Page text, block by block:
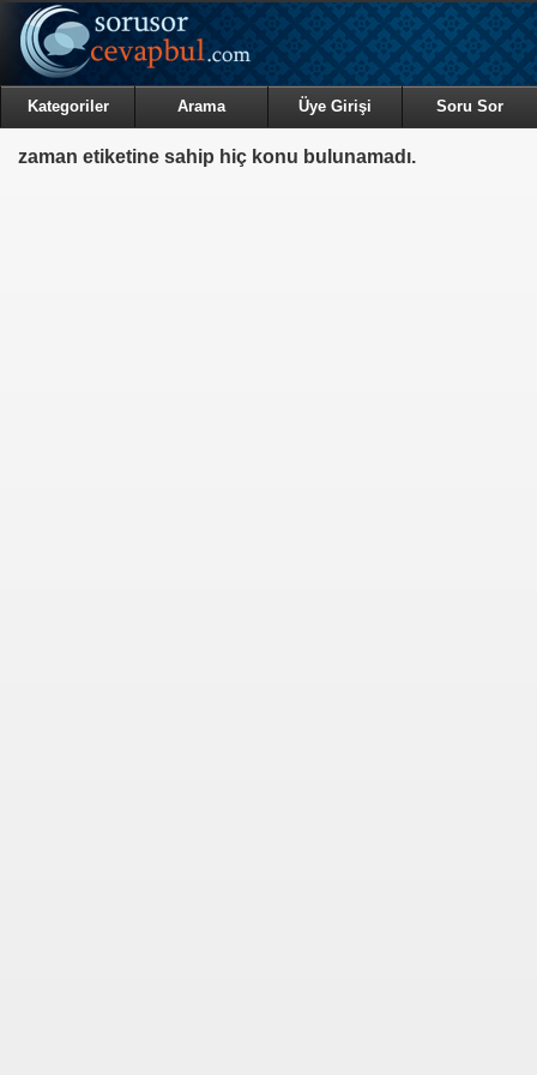
Kategoriler Arama Üye Girişi Soru Sor
zaman etiketine sahip hiç konu bulunamadı.